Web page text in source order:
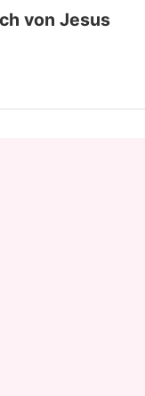
von Jesus